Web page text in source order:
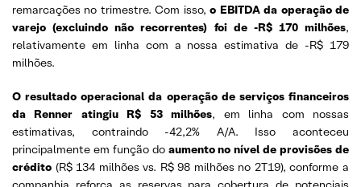
remarcações no trimestre. Com isso,o EBITDA da operação de
varejo (excluindo não recorrentes) foi de -R$ 170 milhões,
relativamente em linha com a nossa estimativa de -R$ 179
milhões.
O resultado operacional da operação de serviços financeiros
da Renner atingiu R$ 53 milhões, em linha com nossas
estimativas, contraindo -42,2% A/A. Isso aconteceu
principalmente em função do aumento no nível de provisões de
crédito (R$ 134 milhões vs. R$ 98 milhões no 2T19), conforme a